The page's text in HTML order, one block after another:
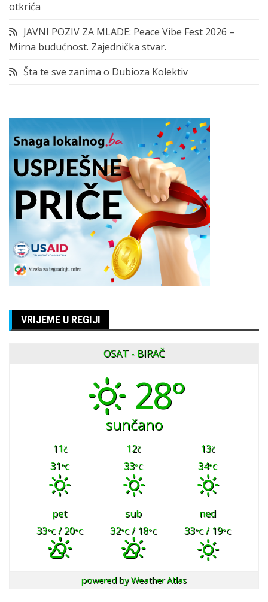
otkrića
JAVNI POZIV ZA MLADE: Peace Vibe Fest 2026 –
Mirna budućnost. Zajednička stvar.
Šta te sve zanima o Dubioza Kolektiv
VRIJEME U REGIJI
OSAT - BIRAČ
28°
sunčano
11č 12č 13č
31°C 33°C 34°C
pet sub
ned
33°C/ 20°C 32°C/ 18°C 33°C/ 19°C
powered byWeather Atlas